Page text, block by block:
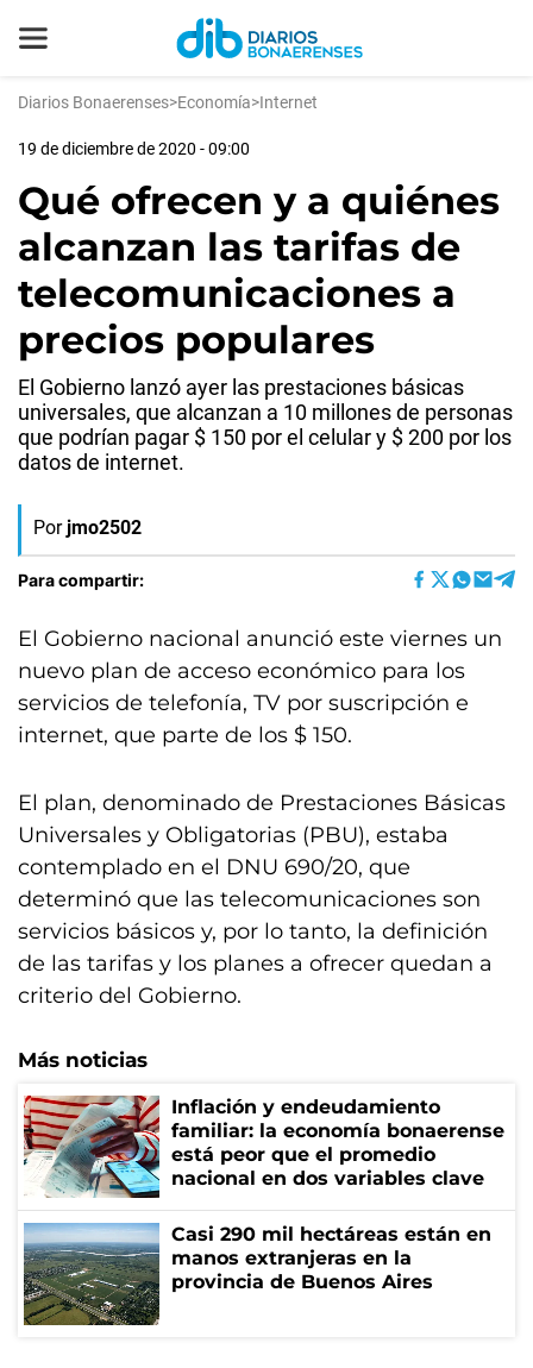
Diarios Bonaerenses>Economía>Internet
19 de diciembre de 2020 - 09:00
Qué ofrecen y a quiénes
alcanzan las tarifas de
telecomunicaciones a
precios populares
El Gobierno lanzó ayer las prestaciones básicas
universales, que alcanzan a 10 millones de personas
que podrían pagar $ 150 por el celular y $ 200 por los
datos de internet.
Por jmo2502
Para compartir:
El Gobierno nacional anunció este viernes un
nuevo plan de acceso económico para los
servicios de telefonía, TV por suscripción e
internet, que parte de los $ 150.
El plan, denominado de Prestaciones Básicas
Universales y Obligatorias (PBU), estaba
contemplado en el DNU 690/20, que
determinó que las telecomunicaciones son
servicios básicos y, por lo tanto, la definición
de las tarifas y los planes a ofrecer quedan a
criterio del Gobierno.
Más noticias
Inflación y endeudamiento
familiar: la economía bonaerense
está peor que el promedio
nacional en dos variables clave
Casi 290 mil hectáreas están en
manos extranjeras en la
provincia de Buenos Aires